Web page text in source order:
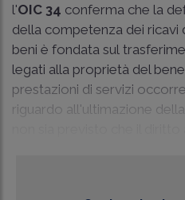
l'OIC 34 conferma che la
della competenza dei ricavi
beni è fondata sul
legati alla proprietà del
prestazioni di servizi
riguardo all'ultimazione